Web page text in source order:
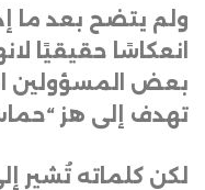
ولم يتضح بعد ما
انعكاسًا حقيقيًا
بعض المسؤولين
تهدف إلى هز
لكن كلماته تُشير